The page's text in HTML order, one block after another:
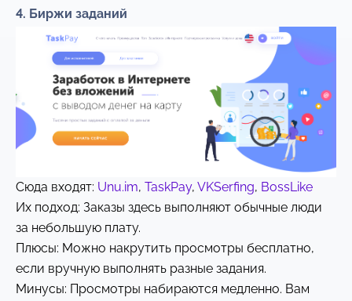
4. Биржи заданий
Сюда входят: Unu.im, TaskPay, VKSerfing, BossLike
Их подход: Заказы здесь выполняют обычные люди
за небольшую плату.
Плюсы: Можно накрутить просмотры бесплатно,
если вручную выполнять разные задания.
Минусы: Просмотры набираются медленно. Вам